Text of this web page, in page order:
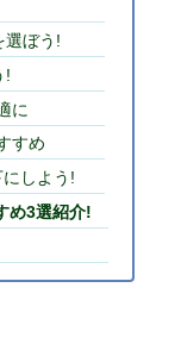
選ぼう!
!
に
すめ
しよう!
め3選紹介!